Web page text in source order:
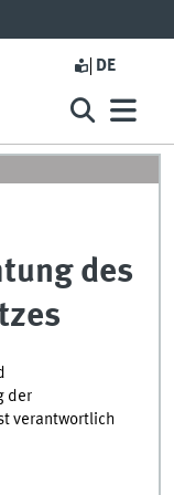
DE
des
der
verantwortlich